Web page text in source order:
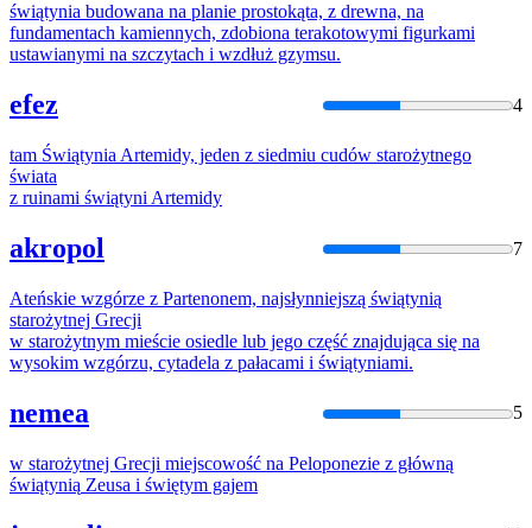
świątynia budowana na planie prostokąta, z drewna, na
fundamentach kamiennych, zdobiona terakotowymi figurkami
ustawianymi na szczytach i wzdłuż gzymsu.
efez 4
tam Świątynia Artemidy, jeden z siedmiu cudów starożytnego
świata
z ruinami świątyni Artemidy
akropol 7
Ateńskie wzgórze z Partenonem, najsłynniejszą świątynią
starożytnej Grecji
w starożytnym mieście osiedle lub jego część znajdująca się na
wysokim wzgórzu, cytadela z pałacami i świątyniami.
nemea 5
w starożytnej Grecji miejscowość na Peloponezie z główną
świątynią Zeusa i świętym gajem